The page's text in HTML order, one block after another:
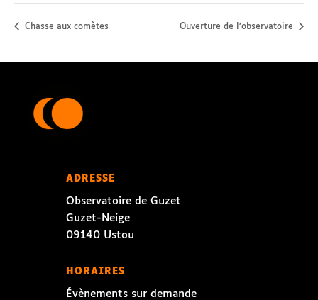
Chasse aux comètes Ouverture de l’observatoire
ADRESSE
Observatoire de Guzet
Guzet-Neige
09140 Ustou
HORAIRES
Évènements sur demande